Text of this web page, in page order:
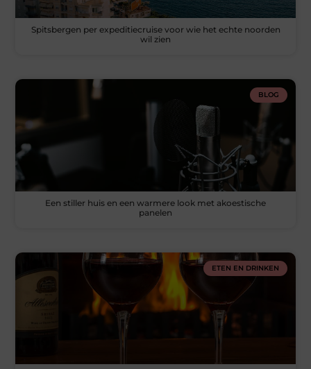
Spitsbergen per expeditiecruise voor wie het echte noorden
wil zien
BLOG
Een stiller huis en een warmere look met akoestische
panelen
ETEN EN DRINKEN